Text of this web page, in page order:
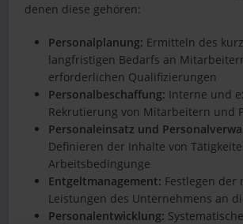
denen diese gehören:
Personalplanung: Ermitteln des
langfristigen Bedarfs an
erforderlichen Qualifizierungen
Personalbeschaffung: Interne und
Rekrutierung von Mitarbeitern und
Personaleinsatz und
Definieren der Inhalte von
Arbeitsbedingunge
Entgeltmanagement: Festlegen der
Leistungen des Unternehmens an
Personalentwicklung: